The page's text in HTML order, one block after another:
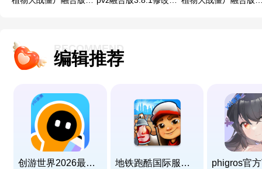
融
版
共
RECOMMEND
编辑推荐
创游世界2026最新版下载 地铁跑酷国际服破解版下载(Subway Surf)